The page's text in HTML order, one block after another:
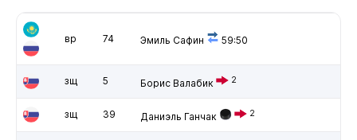
вр 74 Эмиль Сафин 59:50
зщ 5 Борис Валабик 2
зщ 39 Даниэль Ганчак 2